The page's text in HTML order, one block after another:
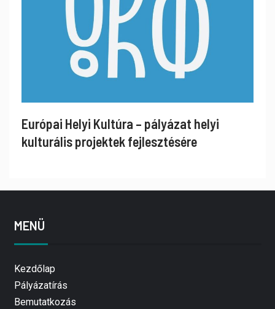
Európai Helyi Kultúra – pályázat helyi
kulturális projektek fejlesztésére
MENÜ
Kezdőlap
Pályázatírás
Bemutatkozás